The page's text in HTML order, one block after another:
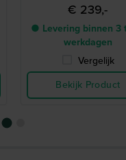
€ 239,-
● Levering binnen 3
werkdagen
Vergelijk
Bekijk Product